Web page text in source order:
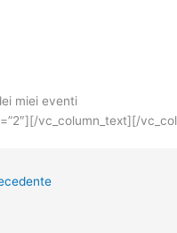
miei eventi
vc_column_text][/